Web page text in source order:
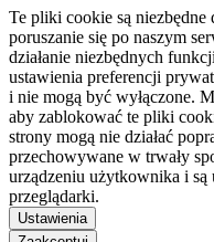
Te pliki cookie są
poruszanie się po naszym
działanie niezbędnych
ustawienia preferencji
i nie mogą być wyłączone.
aby zablokować te pliki
strony mogą nie działać
przechowywane w trwały
urządzeniu użytkownika i są
przeglądarki.
Ustawienia